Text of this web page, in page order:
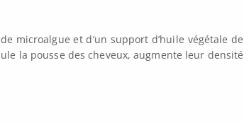
microalgue et d’un support d’huile végétale de
la pousse des cheveux, augmente leur densité